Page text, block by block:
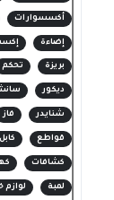
أكسسوارات
إضاءة
بريزة تحكم
ديكور
شنايدر فاز
قواطع كابل
كشافات
لمبة لوازم